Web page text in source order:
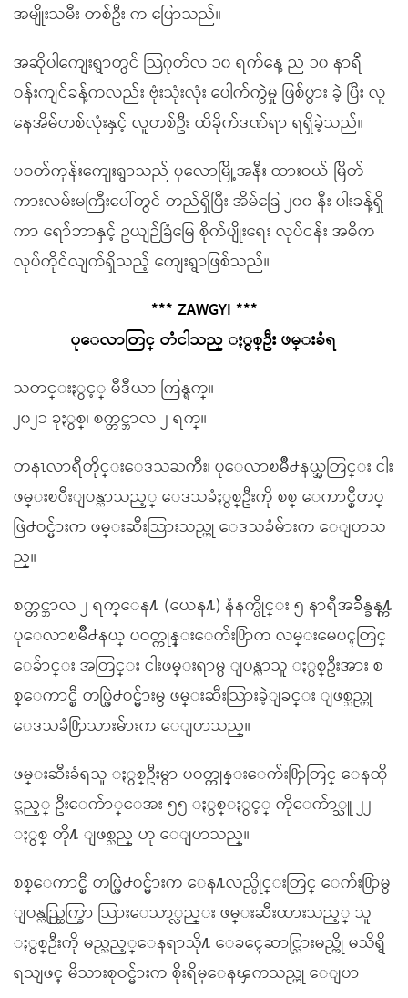
အမျိုးသမီး တစ်ဦး က ပြောသည်။
အဆိုပါကျေးရွာတွင် သြဂုတ်လ ၁၀ ရက်နေ့ ည ၁၀ နာရီ
ဝန်းကျင်ခန့်ကလည်း ဗုံးသုံးလုံး ပေါက်ကွဲမှု ဖြစ်ပွား ခဲ့ ပြီး လူ
နေအိမ်တစ်လုံးနှင့် လူတစ်ဦး ထိခိုက်ဒဏ်ရာ ရရှိခဲ့သည်။
ပဝတ်ကုန်းကျေးရွာသည် ပုလောမြို့အနီး ထားဝယ်-မြိတ်
ကားလမ်းမကြီးပေါ်တွင် တည်ရှိပြီး အိမ်ခြေ ၂၀၀ နီး ပါးခန့်ရှိ
ကာ ရော်ဘာနှင့် ဥယျဉ်ခြံမြေ စိုက်ပျိုးရေး လုပ်ငန်း အဓိက
လုပ်ကိုင်လျက်ရှိသည့် ကျေးရွာဖြစ်သည်။
*** ZAWGYI ***
ပုေလာတြင္ တံငါသည္ ႏွစ္ဦး ဖမ္းခံရ
သတင္းႏွင့္ မီဒီယာ ကြန္ရက္။
၂၀၂၁ ခုႏွစ္၊ စက္တင္ဘာလ ၂ ရက္။
တနၤလာရီတိုင္းေဒသႀကီး၊ ပုေလာၿမိဳ႕နယ္အတြင္း ငါး
ဖမ္းၿပီးျပန္လာသည့္ ေဒသခံႏွစ္ဦးကို စစ္ ေကာင္စီတပ္
ဖြဲ႕ဝင္မ်ားက ဖမ္းဆီးသြားသည္ဟု ေဒသခံမ်ားက ေျပာသ
ည္။
စက္တင္ဘာလ ၂ ရက္ေန႔ (ယေန႔) နံနက္ပိုင္း ၅ နာရီအခ်ိန္ခန႔္က
ပုေလာၿမိဳ႕နယ္ ပဝတ္ကုန္းေက်း႐ြာက လမ္းမေပၚတြင္
ေခ်ာင္း အတြင္း ငါးဖမ္းရာမွ ျပန္လာသူ ႏွစ္ဦးအား စ
စ္ေကာင္စီ တပ္ဖြဲ႕ဝင္မ်ားမွ ဖမ္းဆီးသြားခဲ့ျခင္း ျဖစ္သည္ဟု
ေဒသခံ႐ြာသားမ်ားက ေျပာသည္။
ဖမ္းဆီးခံရသူ ႏွစ္ဦးမွာ ပဝတ္ကုန္းေက်း႐ြာတြင္ ေနထို
င္သည့္ ဦးေက်ာ္ေအး ၅၅ ႏွစ္ႏွင့္ ကိုေက်ာ္သူ ၂၂
ႏွစ္ တို႔ ျဖစ္သည္ ဟု ေျပာသည္။
စစ္ေကာင္စီ တပ္ဖြဲ႕ဝင္မ်ားက ေန႔လည္ပိုင္းတြင္ ေက်း႐ြာမွ
ျပန္လည္ထြက္ခြာ သြားေသာ္လည္း ဖမ္းဆီးထားသည့္ သူ
ႏွစ္ဦးကို မည္သည့္ေနရာသို႔ ေခၚေဆာင္သြားမည္ကို မသိရွိ
ရသျဖင့္ မိသားစုဝင္မ်ားက စိုးရိမ္ေနၾကသည္ဟု ေျပာ